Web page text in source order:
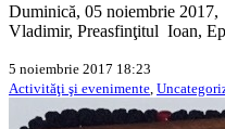
Duminică, 05 noiembrie
Vladimir, Preasfinţitul Ioan,
5 noiembrie 2017 18:23
Activităţi şi evenimente